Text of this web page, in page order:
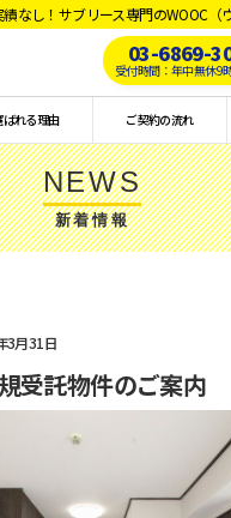
なし！サブリース専門のWOOC（
03-6869-
受付時間：年中無休9
ばれる理由 ご契約の流れ
NEWS
新着情報
3月31日
受託物件のご案内